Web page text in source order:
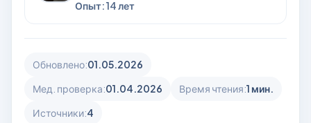
Опыт: 14 лет
Обновлено:01.05.2026
Мед. проверка:01.04.2026 Время чтения:1 мин.
Источники:4